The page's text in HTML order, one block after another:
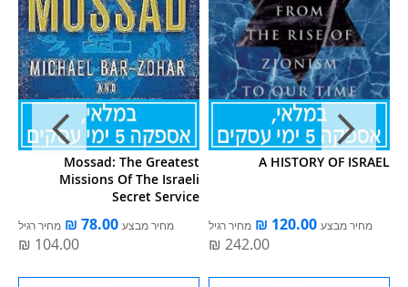
Mossad: The Greatest
Missions Of The Israeli
Secret Service
מחיר מבצע מחיר רגיל
A HISTORY OF ISRAEL
מחיר מבצע מחיר רגיל